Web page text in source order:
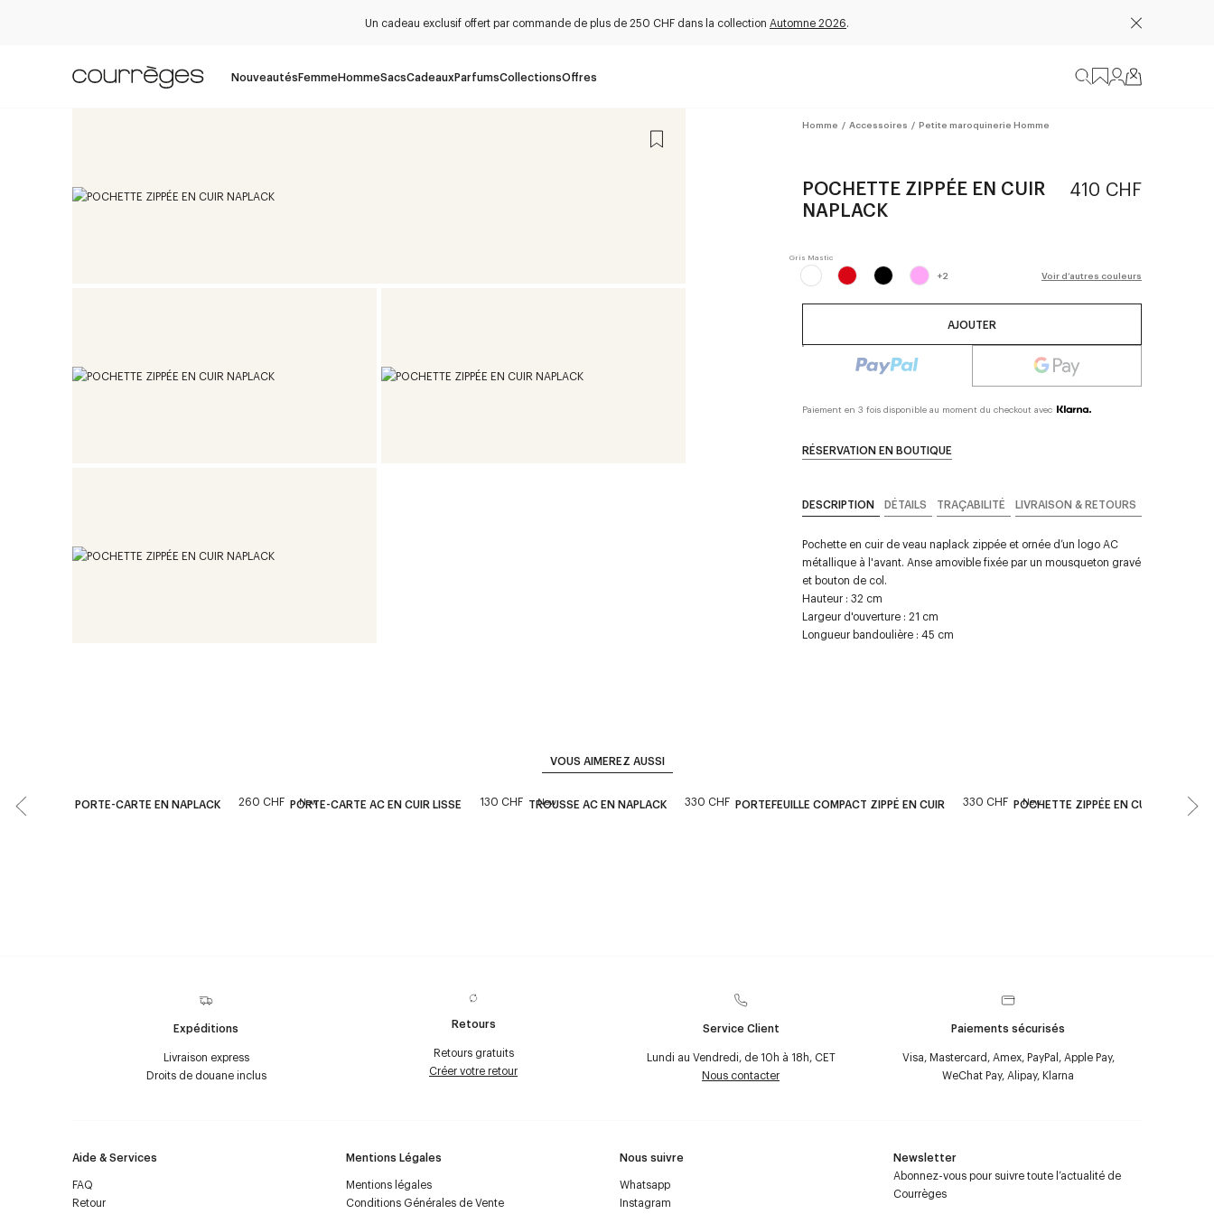
Un cadeau exclusif offert par commande de plus de 250 CHF dans la collection Automne 2026.
NouveautésFemmeHommeSacsCadeauxParfumsCollectionsOffres
Homme / Accessoires / Petite maroquinerie Homme
POCHETTE ZIPPÉE EN CUIR
NAPLACK
410 CHF
+2 Voir d’autres couleurs
AJOUTER
Paiement en 3 fois disponible au moment du checkout avec
RÉSERVATION EN BOUTIQUE
DESCRIPTION DÉTAILS TRAÇABILITÉ LIVRAISON & RETOURS
Pochette en cuir de veau naplack zippée et ornée d’un logo AC
métallique à l'avant. Anse amovible fixée par un mousqueton gravé
et bouton de col.
Hauteur : 32 cm
Largeur d'ouverture : 21 cm
Longueur bandoulière : 45 cm
VOUS AIMEREZ AUSSI
PORTE-CARTE EN NAPLACK 260 CHF New
PORTE-CARTE AC EN CUIR LISSE 130 CHF New
TROUSSE AC EN NAPLACK 330 CHF PORTEFEUILLE COMPACT ZIPPÉ EN CUIR 330 CHF New
POCHETTE ZIPPÉE EN CUIR NAPLACK
Expéditions
Livraison express
Droits de douane inclus
Retours
Retours gratuits
Créer votre retour
Service Client
Lundi au Vendredi, de 10h à 18h, CET
Nous contacter
Paiements sécurisés
Visa, Mastercard, Amex, PayPal, Apple Pay,
WeChat Pay, Alipay, Klarna
Aide & Services
FAQ
Retour
Mentions Légales
Mentions légales
Conditions Générales de Vente
Nous suivre
Whatsapp
Instagram
Newsletter
Abonnez-vous pour suivre toute l’actualité de
Courrèges